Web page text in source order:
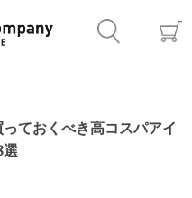
ておくべき高コスパアイ
選